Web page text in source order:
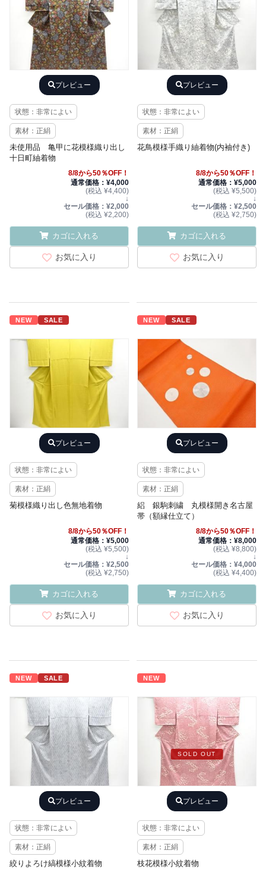
プレビュー
状態：非常によい
素材：正絹
未使用品 亀甲に花模様織り出し
十日町紬着物
8/8から50％OFF！
通常価格：¥4,000
(税込 ¥4,400)
↓
セール価格：¥2,000
(税込 ¥2,200)
カゴに入れる
お気に入り
プレビュー
状態：非常によい
素材：正絹
花鳥模様手織り紬着物(内袖付き)
8/8から50％OFF！
通常価格：¥5,000
(税込 ¥5,500)
↓
セール価格：¥2,500
(税込 ¥2,750)
カゴに入れる
お気に入り
NEW SALE
プレビュー
状態：非常によい
素材：正絹
菊模様織り出し色無地着物
8/8から50％OFF！
通常価格：¥5,000
(税込 ¥5,500)
↓
セール価格：¥2,500
(税込 ¥2,750)
カゴに入れる
お気に入り
NEW SALE
プレビュー
状態：非常によい
素材：正絹
絽 銀駒刺繍 丸模様開き名古屋
帯（額縁仕立て）
8/8から50％OFF！
通常価格：¥8,000
(税込 ¥8,800)
↓
セール価格：¥4,000
(税込 ¥4,400)
カゴに入れる
お気に入り
NEW SALE
プレビュー
状態：非常によい
素材：正絹
絞りよろけ縞模様小紋着物
NEW
SOLD OUT
プレビュー
状態：非常によい
素材：正絹
枝花模様小紋着物